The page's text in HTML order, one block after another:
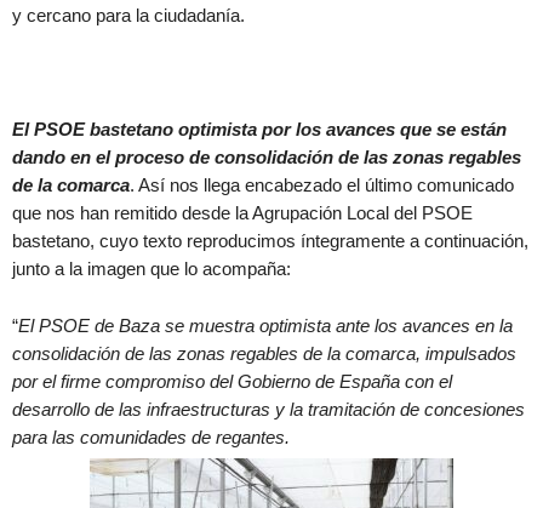
y cercano para la ciudadanía.
El PSOE bastetano optimista por los avances que se están
dando en el proceso de consolidación de las zonas regables
de la comarca. Así nos llega encabezado el último comunicado
que nos han remitido desde la Agrupación Local del PSOE
bastetano, cuyo texto reproducimos íntegramente a continuación,
junto a la imagen que lo acompaña:
“El PSOE de Baza se muestra optimista ante los avances en la
consolidación de las zonas regables de la comarca, impulsados
por el firme compromiso del Gobierno de España con el
desarrollo de las infraestructuras y la tramitación de concesiones
para las comunidades de regantes.